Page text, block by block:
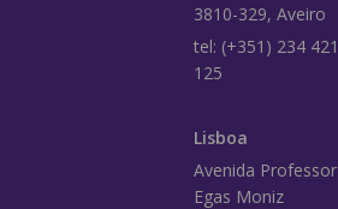
3810-329, Aveiro
tel: (+351) 234 421
125
Lisboa
Avenida Professor
Egas Moniz